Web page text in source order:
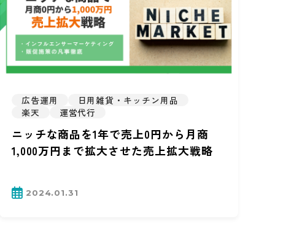
広告運用
日用雑貨・キッチン用品
楽天
運営代行
ニッチな商品を1年で売上0円から月商
1,000万円まで拡大させた売上拡大戦略
2024.01.31